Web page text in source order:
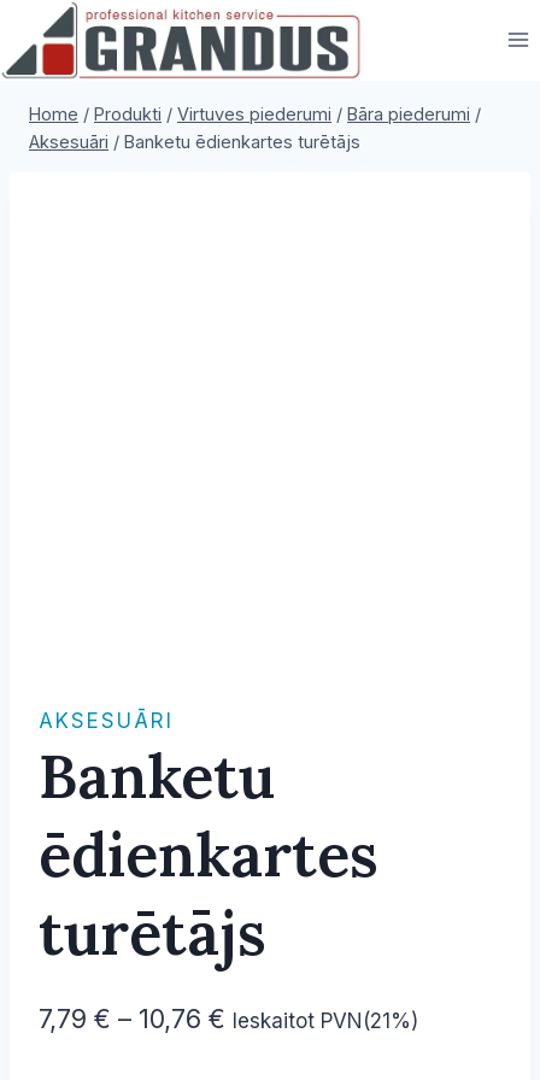
content
Home / Produkti / Virtuves piederumi / Bāra piederumi /
Aksesuāri / Banketu ēdienkartes turētājs
AKSESUĀRI
Banketu
ēdienkartes
turētājs
7,79 € – 10,76 € Price
Ieskaitot PVN(21%)